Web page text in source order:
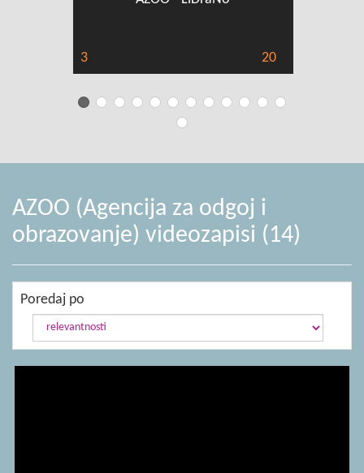
3 20
AZOO (Agencija za odgoj i
obrazovanje) videozapisi (14)
Poredaj po